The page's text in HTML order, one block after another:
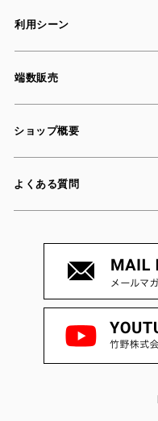
利用シーン
端数販売
ショップ概要
よくある質問